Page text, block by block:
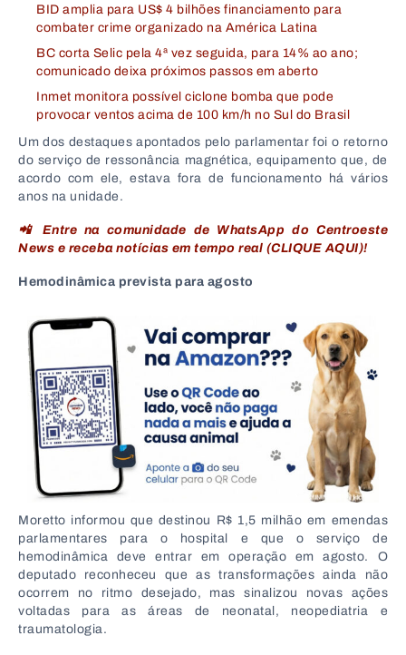
BID amplia para US$ 4 bilhões financiamento para
combater crime organizado na América Latina
BC corta Selic pela 4ª vez seguida, para 14% ao ano;
comunicado deixa próximos passos em aberto
Inmet monitora possível ciclone bomba que pode
provocar ventos acima de 100 km/h no Sul do Brasil
Um dos destaques apontados pelo parlamentar foi o retorno
do serviço de ressonância magnética, equipamento que, de
acordo com ele, estava fora de funcionamento há vários
anos na unidade.
📲 Entre na comunidade de WhatsApp do Centroeste
News e receba notícias em tempo real (CLIQUE AQUI)!
Hemodinâmica prevista para agosto
Moretto informou que destinou R$ 1,5 milhão em emendas
parlamentares para o hospital e que o serviço de
hemodinâmica deve entrar em operação em agosto. O
deputado reconheceu que as transformações ainda não
ocorrem no ritmo desejado, mas sinalizou novas ações
voltadas para as áreas de neonatal, neopediatria e
traumatologia.